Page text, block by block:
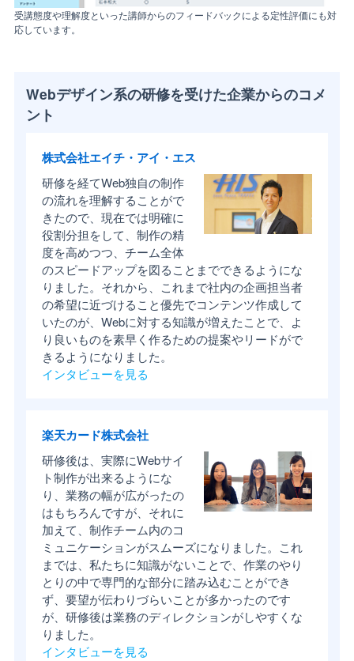
受講態度や理解度といった講師からのフィードバックによる定性評価にも対
応しています。
Webデザイン系の研修を受けた企業からのコメ
ント
株式会社エイチ・アイ・エス
研修を経てWeb独自の制作
の流れを理解することがで
きたので、現在では明確に
役割分担をして、制作の精
度を高めつつ、チーム全体
のスピードアップを図ることまでできるようにな
りました。それから、これまで社内の企画担当者
の希望に近づけること優先でコンテンツ作成して
いたのが、Webに対する知識が増えたことで、よ
り良いものを素早く作るための提案やリードがで
きるようになりました。
インタビューを見る
楽天カード株式会社
研修後は、実際にWebサイ
ト制作が出来るようにな
り、業務の幅が広がったの
はもちろんですが、それに
加えて、制作チーム内のコ
ミュニケーションがスムーズになりました。これ
までは、私たちに知識がないことで、作業のやり
とりの中で専門的な部分に踏み込むことができ
ず、要望が伝わりづらいことが多かったのです
が、研修後は業務のディレクションがしやすくな
りました。
インタビューを見る